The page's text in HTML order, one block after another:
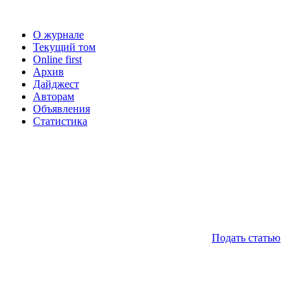
О журнале
Текущий том
Online first
Архив
Дайджест
Авторам
Объявления
Статистика
Подать статью